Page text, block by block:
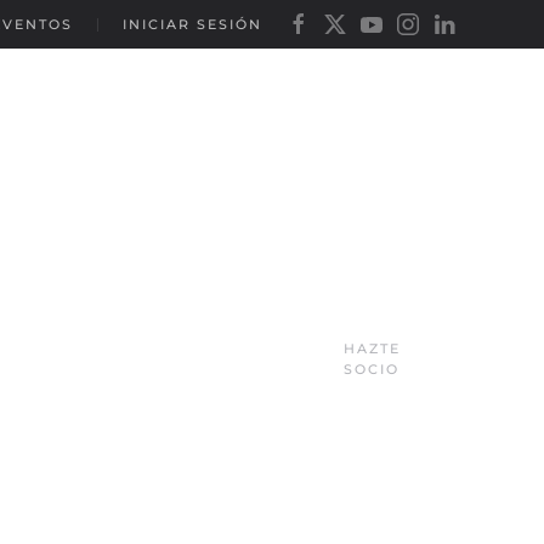
INICIAR SESIÓN
HAZTE
SOCIO